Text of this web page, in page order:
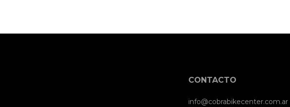
CONTACTO
info@cobrabikecenter.com.ar